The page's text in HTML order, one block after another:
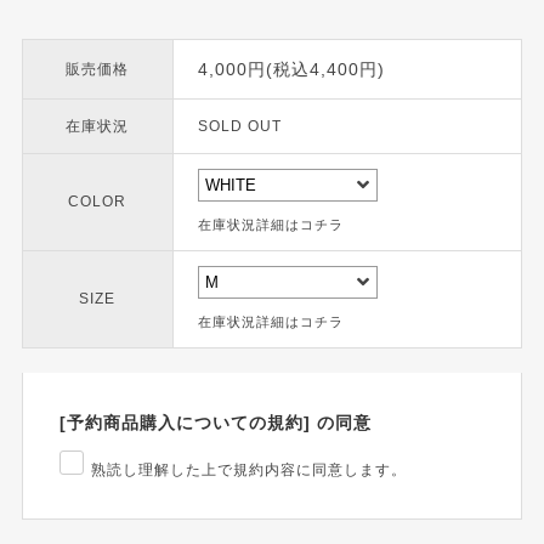
販売価格 4,000円(税込4,400円)
在庫状況 SOLD OUT
COLOR
在庫状況詳細はコチラ
SIZE
在庫状況詳細はコチラ
[予約商品購入についての規約] の同意
熟読し理解した上で規約内容に同意します。